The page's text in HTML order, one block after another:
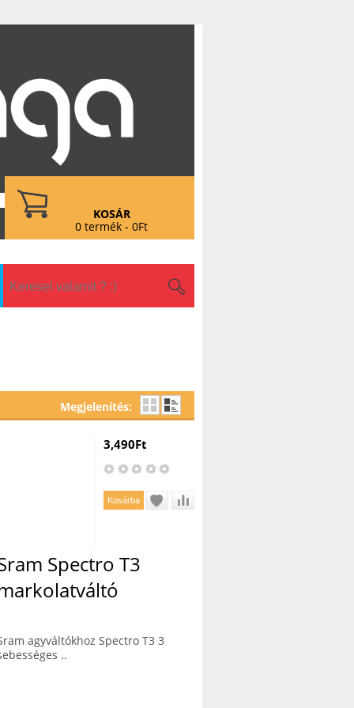
KOSÁR
0 termék - 0Ft
Megjelenítés:
3,490Ft
Spectro T3
agyváltókhoz Spectro T3 3
..